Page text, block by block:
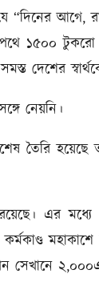
“দিনের
১৫০০
দেশের
নেয়নি।
তৈরি
এর